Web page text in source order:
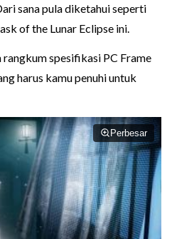
sana pula diketahui seperti
of the Lunar Eclipse ini.
spesifikasi PC Frame
harus kamu penuhi untuk
Perbesar